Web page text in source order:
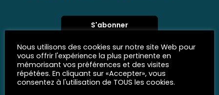
Nous utilisons des cookies sur notre site Web pour
vous offrir l'expérience la plus pertinente en
mémorisant vos préférences et des visites
répétées. En cliquant sur «Accepter», vous
consentez à l'utilisation de TOUS les cookies.